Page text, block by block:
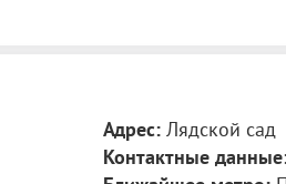
работы Винеры
Адрес: Лядской сад
Контактные